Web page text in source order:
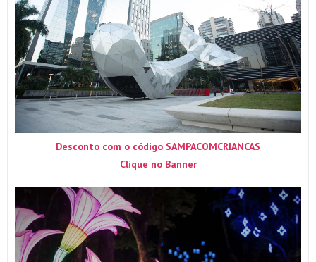
Desconto com o código SAMPACOMCRIANCAS
Clique no Banner